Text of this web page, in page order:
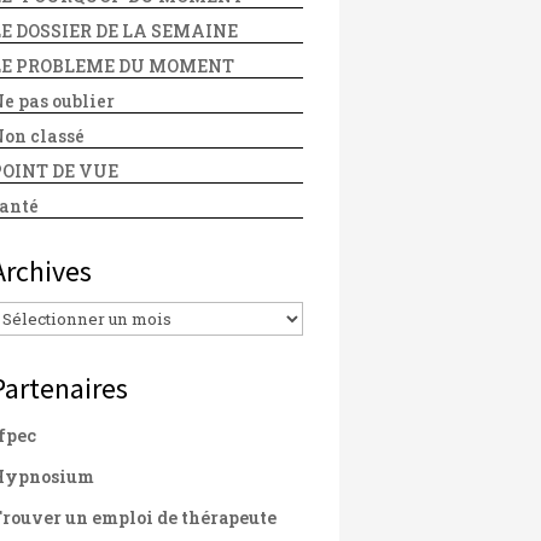
DOSSIER DE LA SEMAINE
PROBLEME DU MOMENT
pas oublier
classé
DE VUE
un emploi de thérapeute